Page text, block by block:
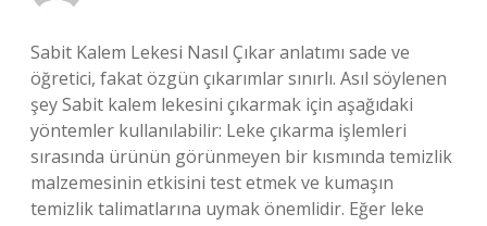
Sabit Kalem Lekesi Nasıl Çıkar anlatımı sade ve
öğretici, fakat özgün çıkarımlar sınırlı. Asıl söylenen
şey Sabit kalem lekesini çıkarmak için aşağıdaki
yöntemler kullanılabilir: Leke çıkarma işlemleri
sırasında ürünün görünmeyen bir kısmında temizlik
malzemesinin etkisini test etmek ve kumaşın
temizlik talimatlarına uymak önemlidir. Eğer leke